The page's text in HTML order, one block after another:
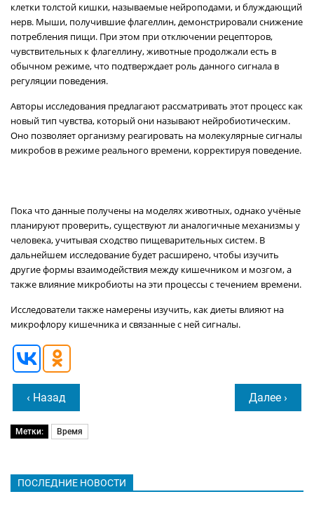
клетки толстой кишки, называемые нейроподами, и блуждающий
нерв. Мыши, получившие флагеллин, демонстрировали снижение
потребления пищи. При этом при отключении рецепторов,
чувствительных к флагеллину, животные продолжали есть в
обычном режиме, что подтверждает роль данного сигнала в
регуляции поведения.
Авторы исследования предлагают рассматривать этот процесс как
новый тип чувства, который они называют нейробиотическим.
Оно позволяет организму реагировать на молекулярные сигналы
микробов в режиме реального времени, корректируя поведение.
Пока что данные получены на моделях животных, однако учёные
планируют проверить, существуют ли аналогичные механизмы у
человека, учитывая сходство пищеварительных систем. В
дальнейшем исследование будет расширено, чтобы изучить
другие формы взаимодействия между кишечником и мозгом, а
также влияние микробиоты на эти процессы с течением времени.
Исследователи также намерены изучить, как диеты влияют на
микрофлору кишечника и связанные с ней сигналы.
‹ Назад Далее ›
Метки: Время
ПОСЛЕДНИЕ НОВОСТИ